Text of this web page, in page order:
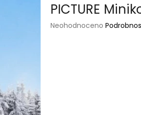
PICTURE
Průměrné
Neohodnoceno